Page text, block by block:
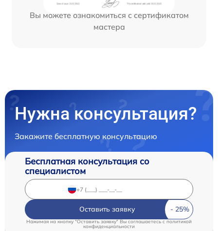
Вы можете ознакомиться с сертификатом
мастера
Нужна консультация?
Закажите бесплатную консультацию
Бесплатная консультация со
специалистом
Оставить заявку
Нажимая на кнопку "Оставить заявку" Вы соглашаетесь c политикой
конфиденциальности